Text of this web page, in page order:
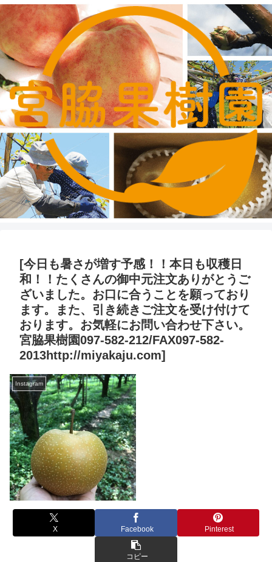
[今日も暑さが増す予感！！本日も収穫日
和！！たくさんの御中元注文ありがとうご
ざいました。お口に合うことを願っており
ます。また、引き続きご注文を受け付けて
おります。お気軽にお問い合わせ下さい。
宮脇果樹園097-582-212/FAX097-582-
2013http://miyakaju.com]
Instagram
X Facebook Pinterest
コピー